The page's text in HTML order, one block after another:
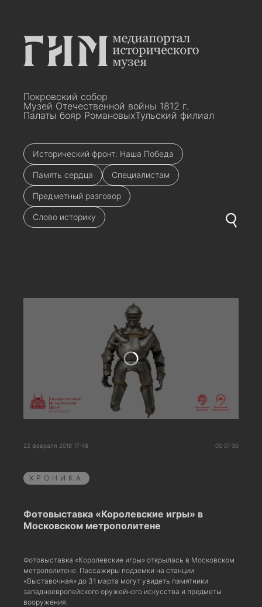
Покровский собор
Музей Отечественной войны 1812 г.
Палаты бояр РомановыхТульский филиал
Исторический фронт: Наша Победа
Память сердца Специалистам
Предметный разговор
Слово историку
22 февраля 2018 17:48 00:01:36
ХРОНИКА
Фотовыставка «Королевские игры» в
Московском метрополитене
Фотовыставка «Королевские игры» открылась в Московском
метрополитене. Пассажиры подземки на станции
«Выставочная» до 31 марта могут увидеть памятники
западноевропейского оружейного искусства и предметы
вооружения.